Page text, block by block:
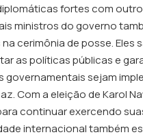
fortes com
ministros do governo
cerimônia de posse. Eles
as políticas públicas e
governamentais sejam
Com a eleição de Karol
continuar exercendo
internacional também